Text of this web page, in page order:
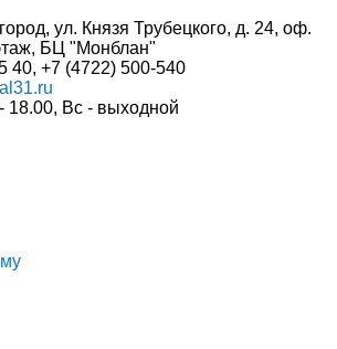
ул. Князя Трубецкого, д. 24, оф.
БЦ "Монблан"
40, +7 (4722) 500-540
18.00, Вс - выходной